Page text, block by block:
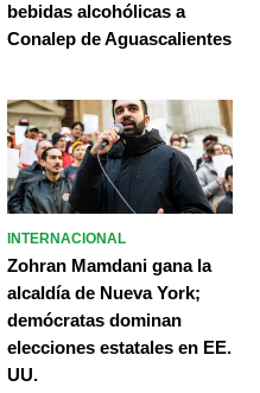
bebidas alcohólicas a
Conalep de Aguascalientes
INTERNACIONAL
Zohran Mamdani gana la
alcaldía de Nueva York;
demócratas dominan
elecciones estatales en EE.
UU.